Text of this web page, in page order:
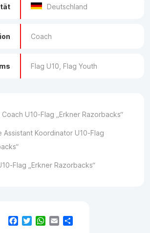
Deutschland
Coach
Flag U10, Flag Youth
U10-Flag „Erkner Razorbacks“
Koordinator U10-Flag
Flag „Erkner Razorbacks“
Facebook
TwitterWhatsApp
Email